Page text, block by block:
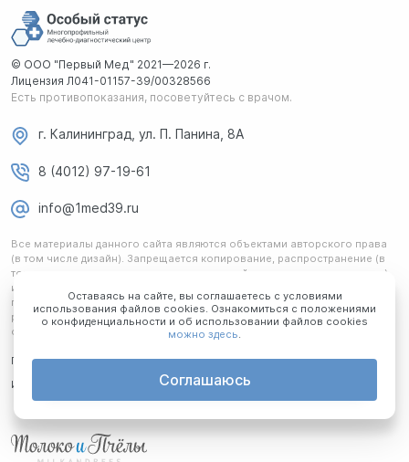
© ООО "Первый Мед" 2021—2026 г.
Лицензия Л041-01157-39/00328566
Есть противопоказания, посоветуйтесь с врачом.
г. Калининград, ул. П. Панина, 8А
8 (4012) 97-19-61
info@1med39.ru
Все материалы данного сайта являются объектами авторского права
(в том числе дизайн). Запрещается копирование, распространение (в
том числе путем копирования на другие сайты и ресурсы в интернете)
или любое иное использование информации и объектов без
предварительного согласия правообладателя. Любая информация,
размещенная на сайте, не является публичной офертой и носит
ознакомительный характер.
Политика обработки ПД
Информация для потребителя
Оставаясь на сайте, вы соглашаетесь с условиями
использования файлов cookies. Ознакомиться с положениями
о конфиденциальности и об использовании файлов cookies
можно здесь.
Соглашаюсь